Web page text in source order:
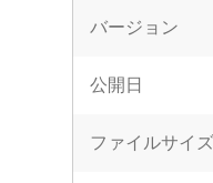
バージョン
公開日
ファイルサイズ